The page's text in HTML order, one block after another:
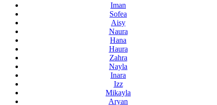
Iman
Sofea
Aisy
Naura
Hana
Haura
Zahra
Nayla
Inara
Izz
Mikayla
Aryan